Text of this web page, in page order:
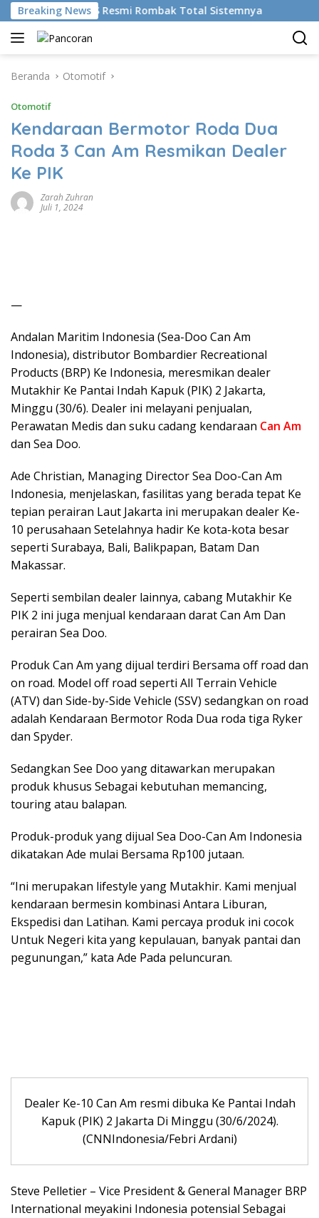
Langsung
ke
konten
Breaking News
AI, BRMS Resmi Rombak Total Sistemnya
Beranda Otomotif
Otomotif
Kendaraan Bermotor Roda Dua
Roda 3 Can Am Resmikan Dealer
Ke PIK
Zarah Zuhran
Juli 1, 2024
—
Andalan Maritim Indonesia (Sea-Doo Can Am
Indonesia), distributor Bombardier Recreational
Products (BRP) Ke Indonesia, meresmikan dealer
Mutakhir Ke Pantai Indah Kapuk (PIK) 2 Jakarta,
Minggu (30/6). Dealer ini melayani penjualan,
Perawatan Medis dan suku cadang kendaraan Can Am
dan Sea Doo.
Ade Christian, Managing Director Sea Doo-Can Am
Indonesia, menjelaskan, fasilitas yang berada tepat Ke
tepian perairan Laut Jakarta ini merupakan dealer Ke-
10 perusahaan Setelahnya hadir Ke kota-kota besar
seperti Surabaya, Bali, Balikpapan, Batam Dan
Makassar.
Seperti sembilan dealer lainnya, cabang Mutakhir Ke
PIK 2 ini juga menjual kendaraan darat Can Am Dan
perairan Sea Doo.
Produk Can Am yang dijual terdiri Bersama off road dan
on road. Model off road seperti All Terrain Vehicle
(ATV) dan Side-by-Side Vehicle (SSV) sedangkan on road
adalah Kendaraan Bermotor Roda Dua roda tiga Ryker
dan Spyder.
Sedangkan See Doo yang ditawarkan merupakan
produk khusus Sebagai kebutuhan memancing,
touring atau balapan.
Produk-produk yang dijual Sea Doo-Can Am Indonesia
dikatakan Ade mulai Bersama Rp100 jutaan.
“Ini merupakan lifestyle yang Mutakhir. Kami menjual
kendaraan bermesin kombinasi Antara Liburan,
Ekspedisi dan Latihan. Kami percaya produk ini cocok
Untuk Negeri kita yang kepulauan, banyak pantai dan
pegunungan,” kata Ade Pada peluncuran.
Dealer Ke-10 Can Am resmi dibuka Ke Pantai Indah
Kapuk (PIK) 2 Jakarta Di Minggu (30/6/2024).
(CNNIndonesia/Febri Ardani)
Steve Pelletier – Vice President & General Manager BRP
International meyakini Indonesia potensial Sebagai